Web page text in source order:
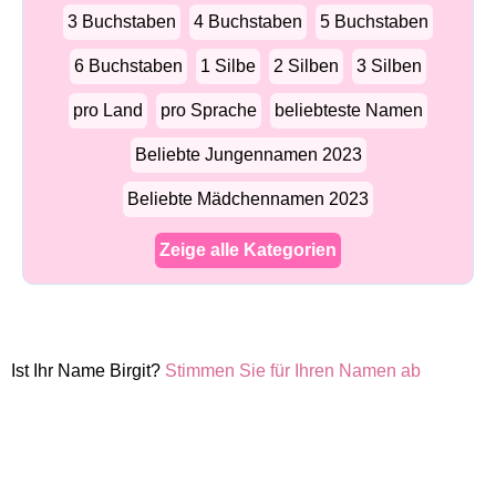
3 Buchstaben 4 Buchstaben 5 Buchstaben
6 Buchstaben 1 Silbe 2 Silben 3 Silben
pro Land pro Sprache beliebteste Namen
Beliebte Jungennamen 2023
Beliebte Mädchennamen 2023
Zeige alle Kategorien
Ist Ihr Name Birgit? Stimmen Sie für Ihren Namen ab